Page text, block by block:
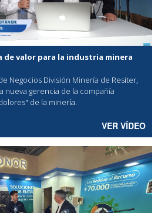
de valor para la industria minera
Negocios División Minería de Resiter,
nueva gerencia de la compañía
de la minería.
VER VÍDEO